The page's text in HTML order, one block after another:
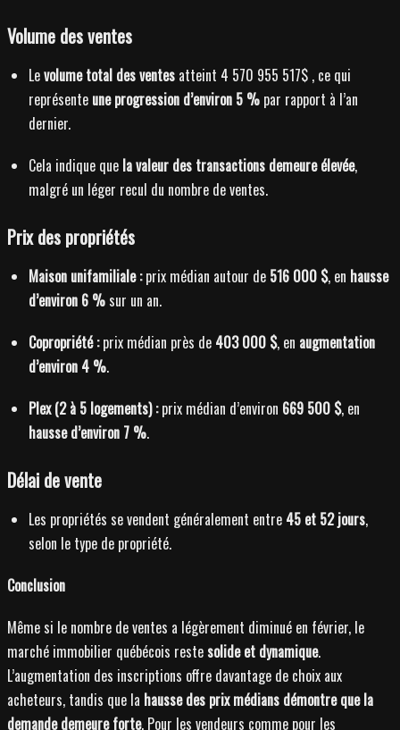
Volume des ventes
Levolume total des ventes atteint 4 570 955 517$ , ce qui
représente une progression d’environ 5 % par rapport à l’an
dernier.
Cela indique que la valeur des transactions demeure élevée,
malgré un léger recul du nombre de ventes.
Prix des propriétés
Maison unifamiliale :prix médian autour de 516 000 $, en hausse
d’environ 6 %sur un an.
Copropriété :prix médian près de 403 000 $, en augmentation
d’environ 4 %.
Plex (2 à 5 logements) :prix médian d’environ 669 500 $, en
hausse d’environ 7 %.
Délai de vente
Les propriétés se vendent généralement entre 45 et 52 jours,
selon le type de propriété.
Conclusion
Même si le nombre de ventes a légèrement diminué en février, le
marché immobilier québécois reste solide et dynamique.
L’augmentation des inscriptions offre davantage de choix aux
acheteurs, tandis que la hausse des prix médians démontre que la
demande demeure forte. Pour les vendeurs comme pour les